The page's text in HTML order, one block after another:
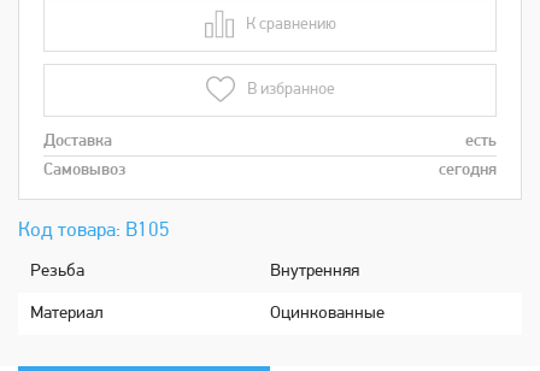
Код товара: В105
Рeзьбa Внутренняя
Мaтериaл Оцинкованные
К сравнению
В сравнении
В избранное
Доставка
есть
Самовывоз
сегодня